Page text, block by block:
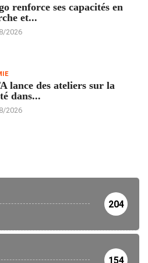
renforce ses capacités en
et...
2026
lance des ateliers sur la
dans...
2026
204
154